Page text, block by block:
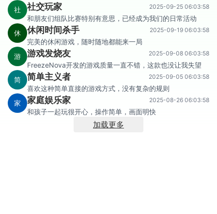
社
社交玩家 2025-09-25 06:03:58
和朋友们组队比赛特别有意思，已经成为我们的日常活动
休
休闲时间杀手 2025-09-19 06:03:58
完美的休闲游戏，随时随地都能来一局
游
游戏发烧友 2025-09-08 06:03:58
FreezeNova开发的游戏质量一直不错，这款也没让我失望
简
简单主义者 2025-09-05 06:03:58
喜欢这种简单直接的游戏方式，没有复杂的规则
家
家庭娱乐家 2025-08-26 06:03:58
和孩子一起玩很开心，操作简单，画面明快
加载更多